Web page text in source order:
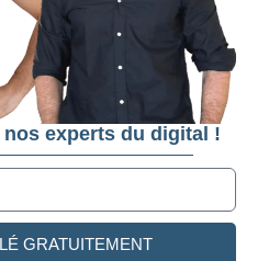
experts du digital !
GRATUITEMENT